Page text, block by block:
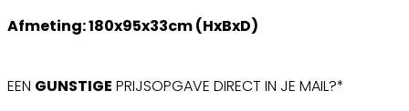
Afmeting: 180x95x33cm (HxBxD)
EEN GUNSTIGE PRIJSOPGAVE DIRECT IN JE MAIL?*